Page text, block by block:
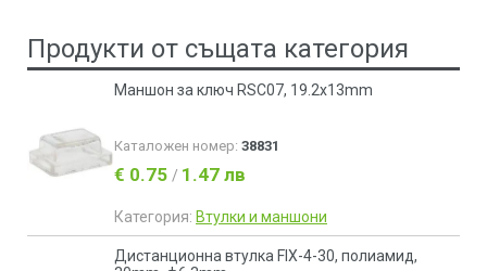
Продукти от същата категория
Маншон за ключ RSC07, 19.2x13mm
Каталожен номер: 38831
€ 0.75 / 1.47 лв
Категория: Втулки и маншони
Дистанционна втулка FIX-4-30, полиамид,